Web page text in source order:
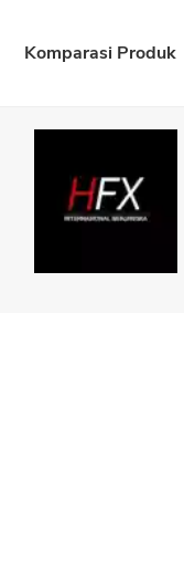
Komparasi Produk